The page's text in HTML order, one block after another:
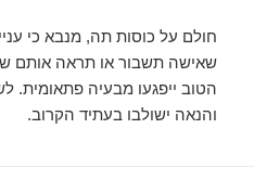
חולם על כוסות תה, מנבא כי
שאישה תשבור או תראה אותם
הטוב ייפגעו מבעיה פתאומית.
והנאה ישולבו בעתיד הקרוב.